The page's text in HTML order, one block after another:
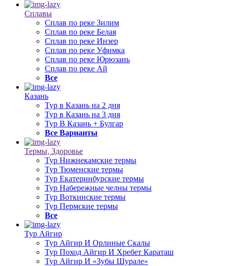
Сплавы
Сплав по реке Зилим
Сплав по реке Белая
Сплав по реке Инзер
Сплав по реке Уфимка
Сплав по реке Юрюзань
Сплав по реке Ай
Все
Казань
Тур в Казань на 2 дня
Тур в Казань на 3 дня
Тур В Казань + Булгар
Все Варианты
Термы, Здоровье
Тур Нижнекамские термы
Тур Тюменские термы
Тур Екатеринбурские термы
Тур Набережные челны термы
Тур Воткинские термы
Тур Пермские термы
Все
Тур Айгир
Тур Айгир И Орлиные Скалы
Тур Поход Айгир И Хребет Караташ
Тур Айгир И «Зубы Шурале»